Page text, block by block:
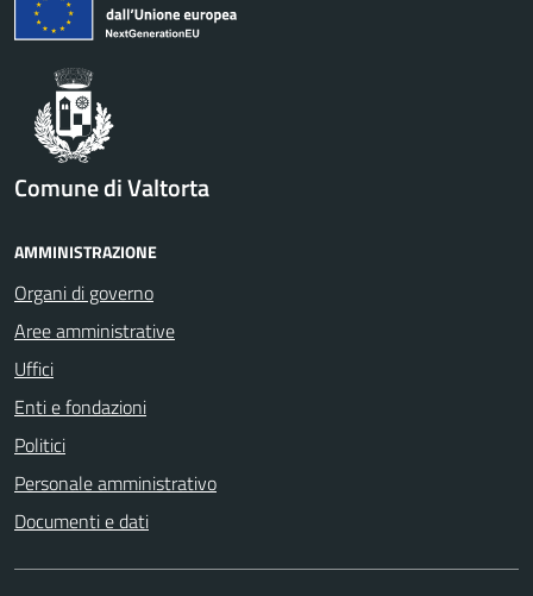
Comune di Valtorta
AMMINISTRAZIONE
Organi di governo
Aree amministrative
Uffici
Enti e fondazioni
Politici
Personale amministrativo
Documenti e dati